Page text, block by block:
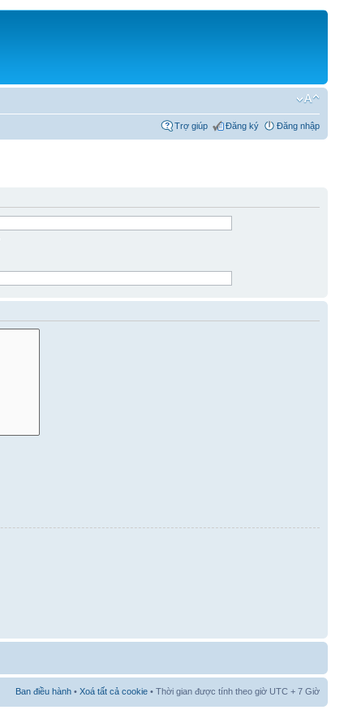
Trợ giúp Đăng ký Đăng nhập
Ban điều hành • Xoá tất cả cookie • Thời gian được tính theo giờ UTC + 7 Giờ